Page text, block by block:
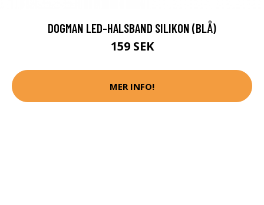
DOGMAN LED-HALSBAND SILIKON (BLÅ)
159 SEK
MER INFO!